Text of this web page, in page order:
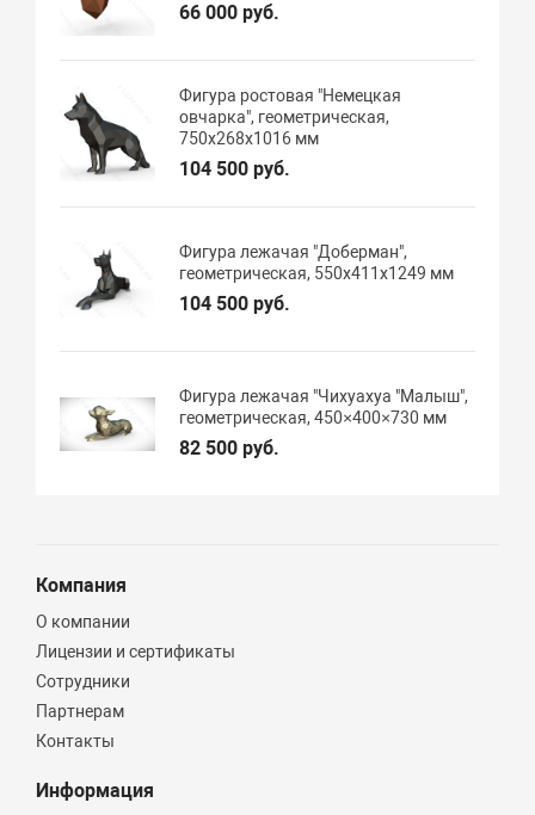
66 000 руб.
Фигура ростовая "Немецкая
овчарка", геометрическая,
750х268х1016 мм
104 500 руб.
Фигура лежачая "Доберман",
геометрическая, 550х411х1249 мм
104 500 руб.
Фигура лежачая "Чихуахуа "Малыш",
геометрическая, 450×400×730 мм
82 500 руб.
Компания
О компании
Лицензии и сертификаты
Сотрудники
Партнерам
Контакты
Информация